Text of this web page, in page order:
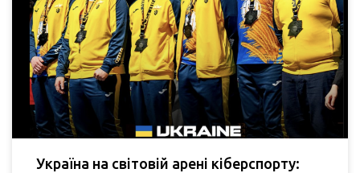
Україна на світовій арені кіберспорту: